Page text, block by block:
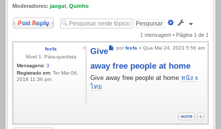
Moderadores: jaogui Quinho
Responder
Pesquisa
avançada
1 mensagem • Página 1 de 1
feefa
Nível 1: Pára-quedista
Mensagens: 3
Registrado em: Ter Mar 06,
2018 11:36 pm
Mensagem
por feefa » Qua Mai 24, 2023 5:56 am
Give
away free people at home
Give away free people at home หนัง x
ไทย